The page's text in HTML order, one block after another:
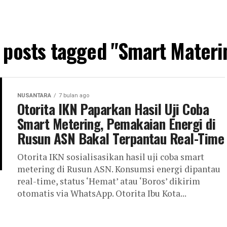
tagged "Smart
NUSANTARA 7 bulan ago
Otorita IKN Paparkan Hasil Uji Coba
Smart Metering, Pemakaian Energi di
Rusun ASN Bakal Terpantau Real-Time
Otorita IKN sosialisasikan hasil uji coba smart
metering di Rusun ASN. Konsumsi energi dipantau
real-time, status ‘Hemat’ atau ‘Boros’ dikirim
otomatis via WhatsApp. Otorita Ibu Kota...